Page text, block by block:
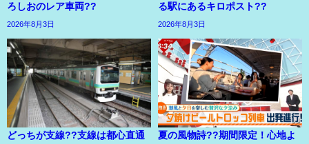
ろしおのレア車両??
2026年8月3日
る駅にあるキロポスト??
2026年8月3日
どっちが支線??支線は都心直通
夏の風物詩??期間限定！心地よ